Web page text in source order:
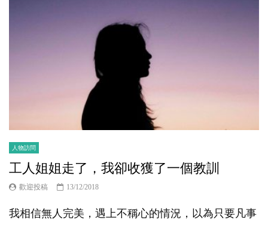
人物訪問
工人姐姐走了，我卻收獲了一個教訓
歡迎投稿 13/12/2018
我相信無人完美，遇上不稱心的情況，以為只要凡事